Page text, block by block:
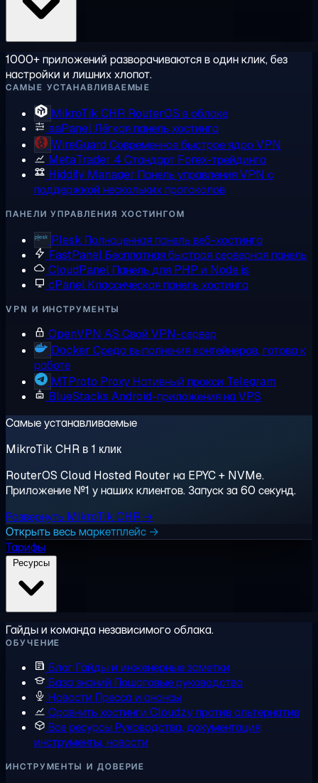
1000+ приложений разворачиваются в один клик, без
настройки и лишних хлопот.
САМЫЕ УСТАНАВЛИВАЕМЫЕ
MikroTik CHR RouterOS в облаке
aaPanelЛёгкая панель хостинга
WireGuard Современное быстрое ядро VPN
MetaTrader 4 Стандарт Forex-трейдинга
Hiddify Manager Панель управления VPN с
поддержкой нескольких протоколов
ПАНЕЛИ УПРАВЛЕНИЯ ХОСТИНГОМ
Plesk Полноценная панель веб-хостинга
FastPanelБесплатная быстрая серверная панель
CloudPanel Панель для PHP и Node.js
cPanelКлассическая панель хостинга
VPN И ИНСТРУМЕНТЫ
OpenVPN AS Свой VPN-сервер
Docker Среда выполнения контейнеров, готова к
работе
MTProto ProxyНативный прокси Telegram
BlueStacks Android-приложения на VPS
Самые устанавливаемые
MikroTik CHR в 1 клик
RouterOS Cloud Hosted Router на EPYC + NVMe.
Приложение №1 у наших клиентов. Запуск за 60 секунд.
Развернуть MikroTik CHR →
Открыть весь маркетплейс →
Тарифы
Гайды и команда независимого облака.
ОБУЧЕНИЕ
Блог Гайды и инженерные заметки
База знаний Пошаговые руководства
Новости Пресса и анонсы
Сравнить хостинги Cloudzy против альтернатив
Все ресурсыРуководства, документация,
инструменты, новости
ИНСТРУМЕНТЫ И ДОВЕРИЕ